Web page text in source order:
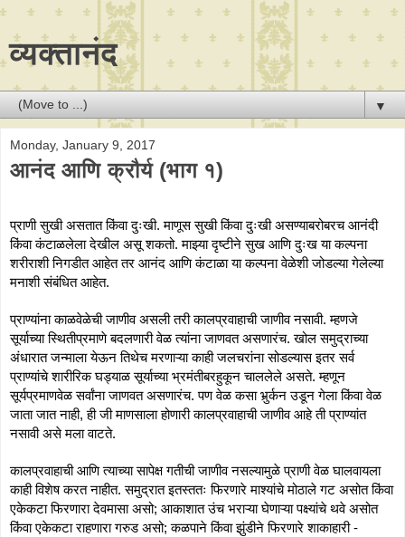
व्यक्तानंद
▼
Monday, January 9, 2017
आनंद आणि क्रौर्य (भाग १)
प्राणी सुखी असतात किंवा दुःखी. माणूस सुखी किंवा दुःखी असण्याबरोबरच आनंदी
किंवा कंटाळलेला देखील असू शकतो. माझ्या दृष्टीने सुख आणि दुःख या कल्पना
शरीराशी निगडीत आहेत तर आनंद आणि कंटाळा या कल्पना वेळेशी जोडल्या गेलेल्या
मनाशी संबंधित आहेत.
प्राण्यांना काळवेळेची जाणीव असली तरी कालप्रवाहाची जाणीव नसावी. म्हणजे
सूर्याच्या स्थितीप्रमाणे बदलणारी वेळ त्यांना जाणवत असणारंच. खोल समुद्राच्या
अंधारात जन्माला येऊन तिथेच मरणाऱ्या काही जलचरांना सोडल्यास इतर सर्व
प्राण्यांचे शारीरिक घड्याळ सूर्याच्या भ्रमंतीबरहुकून चाललेले असते. म्हणून
सूर्यप्रमाणवेळ सर्वांना जाणवत असणारंच. पण वेळ कसा भुर्र्कन उडून गेला किंवा वेळ
जाता जात नाही, ही जी माणसाला होणारी कालप्रवाहाची जाणीव आहे ती प्राण्यांत
नसावी असे मला वाटते.
कालप्रवाहाची आणि त्याच्या सापेक्ष गतीची जाणीव नसल्यामुळे प्राणी वेळ घालवायला
काही विशेष करत नाहीत. समुद्रात इतस्ततः फिरणारे माश्यांचे मोठाले गट असोत किंवा
एकेकटा फिरणारा देवमासा असो; आकाशात उंच भराऱ्या घेणाऱ्या पक्ष्यांचे थवे असोत
किंवा एकेकटा राहणारा गरुड असो; कळपाने किंवा झुंडीने फिरणारे शाकाहारी -